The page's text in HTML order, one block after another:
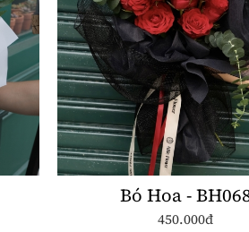
Bó Hoa -
450.000đ